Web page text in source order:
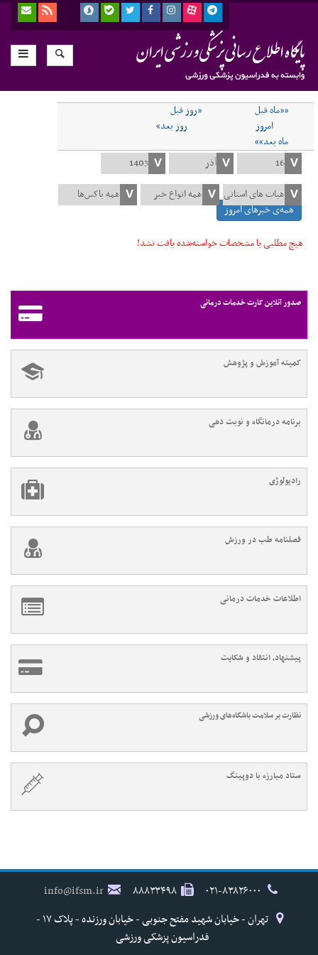
««ماه قبل
«روز قبل
امروز
روز بعد»
ماه بعد»»
همه‌ی خبرهای امروز
هیچ مطلبی با مشخصات خواسته‌شده یافت نشد!
صدور آنلاین کارت خدمات درمانی
کمیته آموزش و پژوهش
برنامه درمانگاه و نوبت دهی
رادیولوژی
فصلنامه طب در ورزش
اطلاعات خدمات درمانی
پیشنهاد، انتقاد و شکایت
نظارت بر سلامت باشگاه‌های ورزشی
ستاد مبارزه با دوپینگ
۸۸۸۳۳۴۹۸
info@ifsm.ir
تهران - خیابان شهید مفتح جنوبی - خیابان ورزنده - پلاک ۱۷ -
فدراسیون پزشکی ورزشی